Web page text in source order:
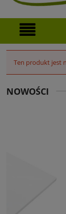
Ten produkt jest
NOWOŚCI